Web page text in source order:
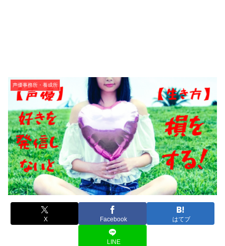
声優事務所・養成所
X Facebook はてブ
LINE